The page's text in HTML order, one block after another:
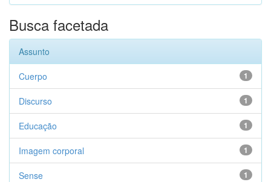
Busca facetada
Assunto
1
Cuerpo
1
Discurso
1
Educação
1
Imagem corporal
1
Sense